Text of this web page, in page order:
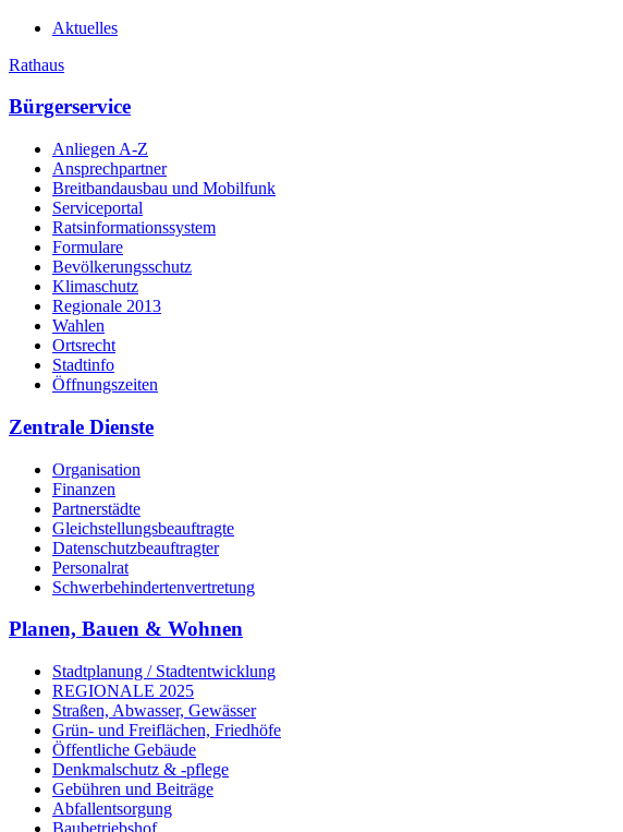
Aktuelles
Rathaus
Bürgerservice
Anliegen A-Z
Ansprechpartner
Breitbandausbau und Mobilfunk
Serviceportal
Ratsinformationssystem
Formulare
Bevölkerungsschutz
Klimaschutz
Regionale 2013
Wahlen
Ortsrecht
Stadtinfo
Öffnungszeiten
Zentrale Dienste
Organisation
Finanzen
Partnerstädte
Gleichstellungsbeauftragte
Datenschutzbeauftragter
Personalrat
Schwerbehinderten­vertretung
Planen, Bauen & Wohnen
Stadtplanung / Stadtentwicklung
REGIONALE 2025
Straßen, Abwasser, Gewässer
Grün- und Freiflächen, Friedhöfe
Öffentliche Gebäude
Denkmalschutz & -pflege
Gebühren und Beiträge
Abfallentsorgung
Baubetriebshof